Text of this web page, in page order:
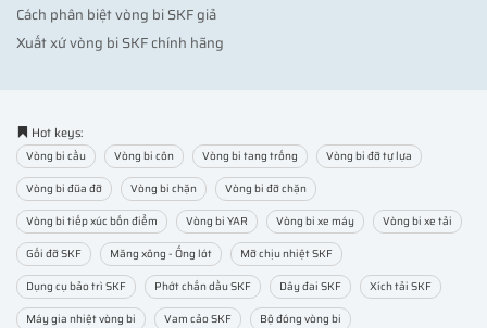
Cách phân biệt vòng bi SKF giả
Xuất xứ vòng bi SKF chính hãng
Hot keys:
Vòng bi cầu Vòng bi côn Vòng bi tang trống
Vòng bi đỡ tự lựa
Vòng bi đũa đỡ
Vòng bi chặn
Vòng bi đỡ chặn
Vòng bi tiếp xúc bốn điểm
Vòng bi YAR Vòng bi xe máy
Vòng bi xe tải
Gối đỡ SKF
Măng xông - Ống lót
Mỡ chịu nhiệt SKF
Dụng cụ bảo trì SKF
Phớt chắn dầu SKF Dây đai SKF
Xích tải SKF
Máy gia nhiệt vòng bi
Vam cảo SKF
Bộ đóng vòng bi